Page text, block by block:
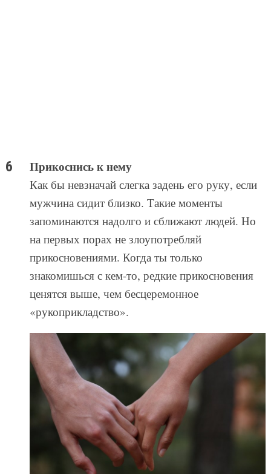
Прикоснись к нему
Как бы невзначай слегка задень его руку, если
мужчина сидит близко. Такие моменты
запоминаются надолго и сближают людей. Но
на первых порах не злоупотребляй
прикосновениями. Когда ты только
знакомишься с кем-то, редкие прикосновения
ценятся выше, чем бесцеремонное
«рукоприкладство».